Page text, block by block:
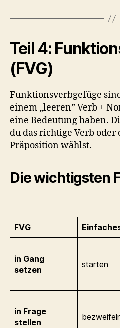
Teil 4:
(FVG)
Funktionsverbgefüge
einem „leeren” Verb +
eine Bedeutung haben.
du das richtige Verb
Präposition wählst.
Die wichtigsten
FVG
in Gang
setzen
starten
in Frage
stellen